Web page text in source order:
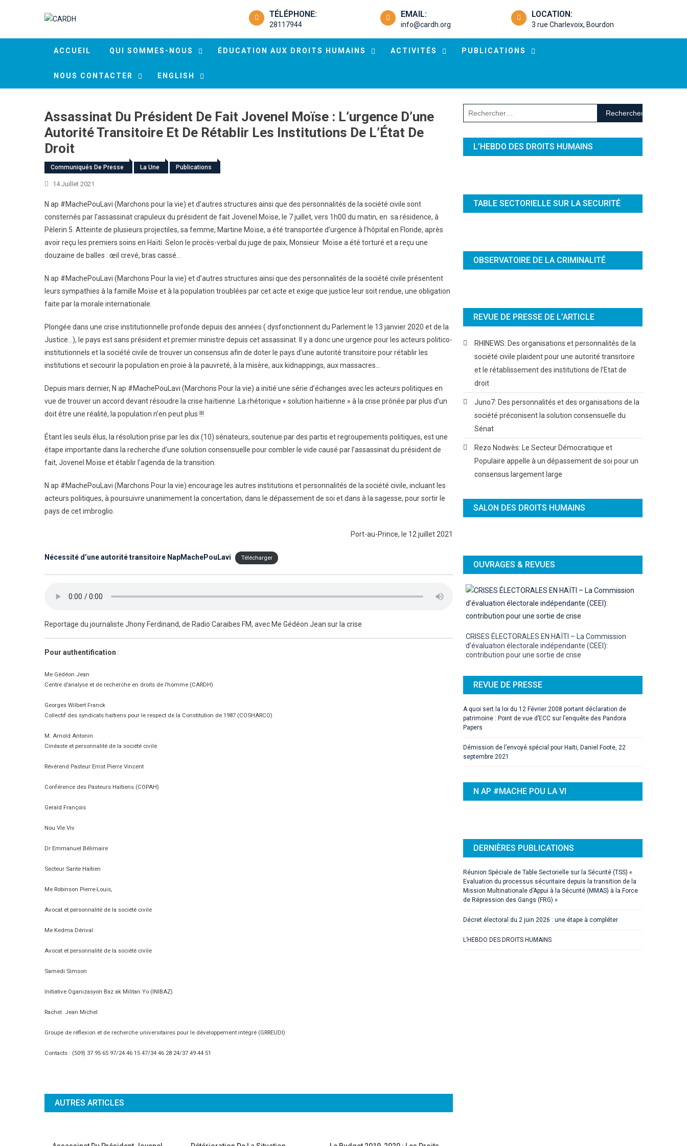
TÉLÉPHONE:
28117944
EMAIL:
info@cardh.org
LOCATION:
3 rue Charlevoix, Bourdon
ACCUEIL QUI SOMMES-NOUS ÉDUCATION AUX DROITS HUMAINS ACTIVITÉS PUBLICATIONS
NOUS CONTACTER ENGLISH
Assassinat Du Président De Fait Jovenel Moïse : L’urgence D’une
Autorité Transitoire Et De Rétablir Les Institutions De L’État De
Droit
Communiqués De Presse La Une Publications
14 Juillet 2021
N ap #MachePouLavi (Marchons pour la vie) et d’autres structures ainsi que des personnalités de la société civile sont
consternés par l’assassinat crapuleux du président de fait Jovenel Moïse, le 7 juillet, vers 1h00 du matin, en sa résidence, à
Pèlerin 5. Atteinte de plusieurs projectiles, sa femme, Martine Moïse, a été transportée d’urgence à l’hôpital en Floride, après
avoir reçu les premiers soins en Haïti. Selon le procès-verbal du juge de paix, Monsieur Moïse a été torturé et a reçu une
douzaine de balles : œil crevé, bras cassé…
N ap #MachePouLavi (Marchons Pour la vie) et d’autres structures ainsi que des personnalités de la société civile présentent
leurs sympathies à la famille Moïse et à la population troublées par cet acte et exige que justice leur soit rendue, une obligation
faite par la morale internationale.
Plongée dans une crise institutionnelle profonde depuis des années ( dysfonctionnent du Parlement le 13 janvier 2020 et de la
Justice…), le pays est sans président et premier ministre depuis cet assassinat. Il y a donc une urgence pour les acteurs politico-
institutionnels et la société civile de trouver un consensus afin de doter le pays d’une autorité transitoire pour rétablir les
institutions et secourir la population en proie à la pauvreté, à la misère, aux kidnappings, aux massacres…
Depuis mars dernier, N ap #MachePouLavi (Marchons Pour la vie) a initié une série d’échanges avec les acteurs politiques en
vue de trouver un accord devant résoudre la crise haïtienne. La rhétorique « solution haïtienne » à la crise prônée par plus d’un
doit être une réalité, la population n’en peut plus !!!
Étant les seuls élus, la résolution prise par les dix (10) sénateurs, soutenue par des partis et regroupements politiques, est une
étape importante dans la recherche d’une solution consensuelle pour combler le vide causé par l’assassinat du président de
fait, Jovenel Moïse et établir l’agenda de la transition.
N ap #MachePouLavi (Marchons Pour la vie) encourage les autres institutions et personnalités de la société civile, incluant les
acteurs politiques, à poursuivre unanimement la concertation, dans le dépassement de soi et dans à la sagesse, pour sortir le
pays de cet imbroglio.
Port-au-Prince, le 12 juillet 2021
Nécessité d’une autorité transitoire NapMachePouLavi Télécharger
Reportage du journaliste Jhony Ferdinand, de Radio Caraibes FM, avec Me Gédéon Jean sur la crise
Pour authentification :
Me Gédéon Jean
Centre d’analyse et de recherche en droits de l’homme (CARDH)
Georges Wilbert Franck
Collectif des syndicats haïtiens pour le respect de la Constitution de 1987 (COSHARCO)
M. Arnold Antonin
Cinéaste et personnalité de la société civile
Révérend Pasteur Ernst Pierre Vincent
Conférence des Pasteurs Haïtiens (COPAH)
Gerald François
Nou Vle Viv
Dr Emmanuel Bélimaire
Secteur Sante Haïtien
Me Robinson Pierre-Louis,
Avocat et personnalité de la société civile
Me Kedma Dérival
Avocat et personnalité de la société civile
Samedi Simson
Initiative Oganizasyon Baz ak Militan Yo (INIBAZ)
Rachel Jean Michel
Groupe de réflexion et de recherche universitaires pour le développement intégré (GRREUDI)
Contacts : (509) 37 95 65 97/24 46 15 47/34 46 28 24/37 49 44 51
AUTRES ARTICLES
Rechercher :
L’HEBDO DES DROITS HUMAINS
TABLE SECTORIELLE SUR LA SECURITÉ
OBSERVATOIRE DE LA CRIMINALITÉ
REVUE DE PRESSE DE L’ARTICLE
RHINEWS: Des organisations et personnalités de la
société civile plaident pour une autorité transitoire
et le rétablissement des institutions de l’Etat de
droit
Juno7: Des personnalités et des organisations de la
société préconisent la solution consensuelle du
Sénat
Rezo Nodwès: Le Secteur Démocratique et
Populaire appelle à un dépassement de soi pour un
consensus largement large
SALON DES DROITS HUMAINS
OUVRAGES & REVUES
CRISES ÉLECTORALES EN HAÏTI – La Commission
d’évaluation électorale indépendante (CEEI):
contribution pour une sortie de crise
REVUE DE PRESSE
A quoi sert la loi du 12 Février 2008 portant déclaration de
patrimoine : Point de vue d’ECC sur l’enquête des Pandora
Papers
Démission de l’envoyé spécial pour Haïti, Daniel Foote, 22
septembre 2021
N AP #MACHE POU LA VI
DERNIÈRES PUBLICATIONS
Réunion Spéciale de Table Sectorielle sur la Sécurité (TSS) «
Evaluation du processus sécuritaire depuis la transition de la
Mission Multinationale d’Appui à la Sécurité (MMAS) à la Force
de Répression des Gangs (FRG) »
Décret électoral du 2 juin 2026 : une étape à compléter
L’HEBDO DES DROITS HUMAINS